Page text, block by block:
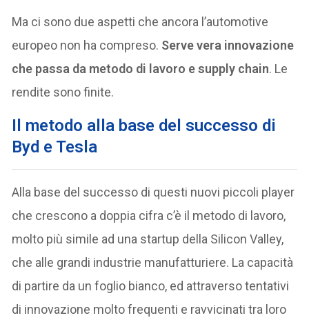
Ma ci sono due aspetti che ancora l’automotive
europeo non ha compreso. Serve vera innovazione
che passa da metodo di lavoro e supply chain. Le
rendite sono finite.
Il metodo alla base del successo di
Byd e Tesla
Alla base del successo di questi nuovi piccoli player
che crescono a doppia cifra c’è il metodo di lavoro,
molto più simile ad una startup della Silicon Valley,
che alle grandi industrie manufatturiere. La capacità
di partire da un foglio bianco, ed attraverso tentativi
di innovazione molto frequenti e ravvicinati tra loro